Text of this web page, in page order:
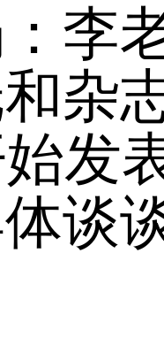
李
杂
始发
谈